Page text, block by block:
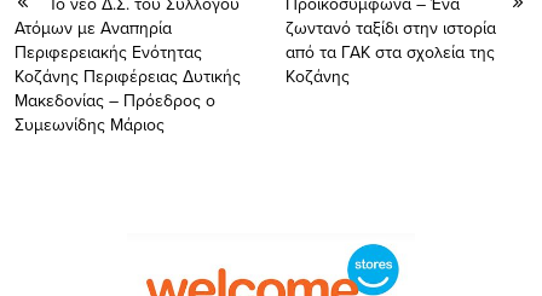
Ατόμων με Αναπηρία
Περιφερειακής Ενότητας
Κοζάνης Περιφέρειας Δυτικής
Μακεδονίας – Πρόεδρος ο
Συμεωνίδης Μάριος
ζωντανό ταξίδι στην ιστορία
από τα ΓΑΚ στα σχολεία της
Κοζάνης